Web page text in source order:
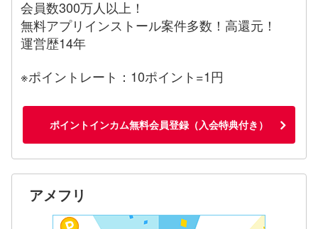
会員数300万人以上！
無料アプリインストール案件多数！高還元！
運営歴14年
※ポイントレート：10ポイント=1円
ポイントインカム無料会員登録（入会特典付き）
アメフリ